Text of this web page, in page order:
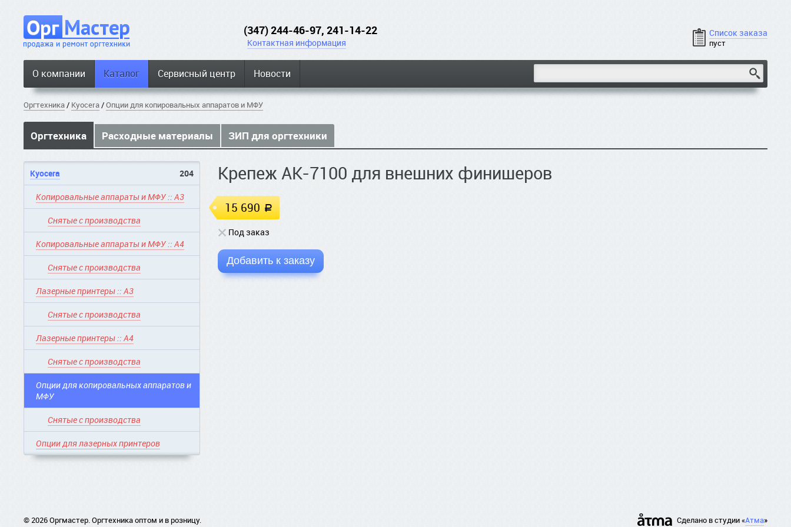
(347) 244-46-97, 241-14-22
Контактная информация
Список заказа
пуст
О компании Каталог Сервисный центр Новости
Оргтехника/ Kyocera/Опции для копировальных аппаратов и МФУ
Оргтехника Расходные материалы ЗИП для оргтехники
Kyocera 204
Копировальные аппараты и МФУ :: A3
Снятые с производства
Копировальные аппараты и МФУ :: A4
Снятые с производства
Лазерные принтеры :: A3
Снятые с производства
Лазерные принтеры :: A4
Снятые с производства
Опции для копировальных аппаратов и
МФУ
Снятые с производства
Опции для лазерных принтеров
Крепеж AK-7100 для внешних финишеров
15 690a
Под заказ
Добавить к заказу
Сделано в студии «Атма»
© 2026 Оргмастер. Оргтехника оптом и в розницу.